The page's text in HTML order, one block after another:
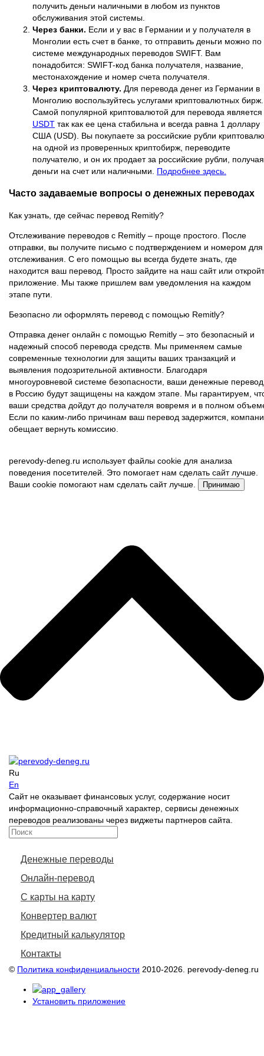
получить деньги наличными в любом из пунктов
обслуживания этой системы.
Через банки. Если и у вас в Германии и у получателя в
Монголии есть счет в банке, то отправить деньги можно по
системе международных переводов SWIFT. Вам
понадобится: SWIFT-код банка получателя, название,
местонахождение и номер счета получателя.
Через криптовалюту. Для перевода денег из Германии в
Монголию воспользуйтесь услугами криптовалютных бирж.
Самой популярной криптовалютой для перевода является
USDT так как ее цена стабильна и всегда равна 1 доллару
США (USD). Вы покупаете за российские рубли
на одной из проверенных криптобирж, переводите
получателю, и он их продает за российские рубли, получая
деньги на счет или наличными. Подробнее здесь.
Часто задаваемые вопросы о денежных переводах
Как узнать, где сейчас перевод Remitly?
Отслеживание переводов с Remitly – проще простого. После
отправки, вы получите письмо с подтверждением и номером для
отслеживания. С его помощью вы всегда будете знать, где
находится ваш перевод. Просто зайдите на наш сайт или
приложение. Мы также пришлем вам уведомления на каждом
этапе пути.
Безопасно ли оформлять перевод с помощью Remitly?
Отправка денег онлайн с помощью Remitly – это безопасный и
надежный способ перевода средств. Мы применяем самые
современные технологии для защиты ваших транзакций и
выявления подозрительной активности. Благодаря
многоуровневой системе безопасности, ваши денежные
в Россию будут защищены на каждом этапе. Мы гарантируем,
ваши средства дойдут до получателя вовремя и в полном
Если по каким-либо причинам ваш перевод задержится,
обещает вернуть комиссию.
perevody-deneg.ru использует файлы cookie для анализа
поведения посетителей. Это помогает нам сделать сайт лучше.
Ваши cookie помогают нам сделать сайт лучше.
Принимаю
Ru
En
Сайт не оказывает финансовых услуг, содержание носит
информационно-справочный характер, сервисы денежных
переводов реализованы через виджеты партнеров сайта.
Денежные переводы
Онлайн-перевод
С карты на карту
Конвертер валют
Кредитный калькулятор
Контакты
© Политика конфиденциальности 2010-2026. perevody-deneg.ru
Установить приложение